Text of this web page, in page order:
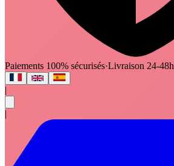
Paiements 100% sécurisés·Livraison 24-48h
|
|